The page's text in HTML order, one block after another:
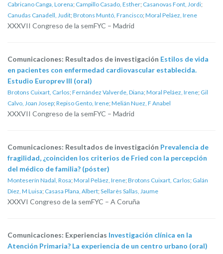
Cabricano Canga, Lorena; Campillo Casado, Esther; Casanovas Font, Jordi;
Canudas Canadell, Judit; Brotons Muntó, Francisco; Moral Peláez, Irene
XXXVII Congreso de la semFYC – Madrid
Comunicaciones: Resultados de investigación Estilos de vida
en pacientes con enfermedad cardiovascular establecida.
Estudio Europrev III (oral)
Brotons Cuixart, Carlos; Fernández Valverde, Diana; Moral Peláez, Irene; Gil
Calvo, Joan Josep; Repiso Gento, Irene; Melián Nuez, F Anabel
XXXVII Congreso de la semFYC – Madrid
Comunicaciones: Resultados de investigación Prevalencia de
fragilidad, ¿coinciden los criterios de Fried con la percepción
del médico de familia? (póster)
Monteserín Nadal, Rosa; Moral Peláez, Irene; Brotons Cuixart, Carlos; Galán
Díez, M Luisa; Casasa Plana, Albert; Sellarès Sallas, Jaume
XXXVI Congreso de la semFYC – A Coruña
Comunicaciones: Experiencias Investigación clínica en la
Atención Primaria? La experiencia de un centro urbano (oral)